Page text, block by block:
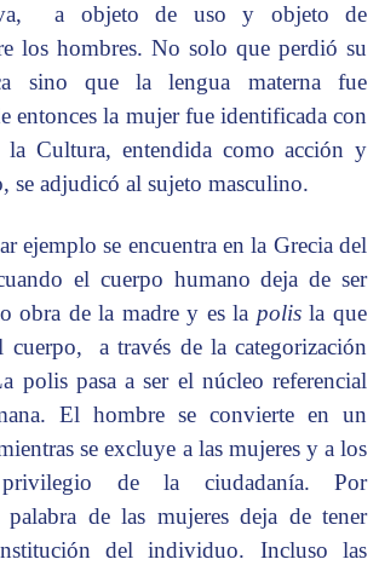
a objeto de uso y objeto de
los hombres. No solo que perdió su
sino que la lengua materna fue
entonces la mujer fue identificada con
la Cultura, entendida como acción y
se adjudicó al sujeto masculino.
ejemplo se encuentra en la Grecia del
el cuerpo humano deja de ser
obra de la madre y es la polisla que
cuerpo, a través de la categorización
polis pasa a ser el núcleo referencial
El hombre se convierte en un
se excluye a las mujeres y a los
de la ciudadanía. Por
palabra de las mujeres deja de tener
del individuo. Incluso las